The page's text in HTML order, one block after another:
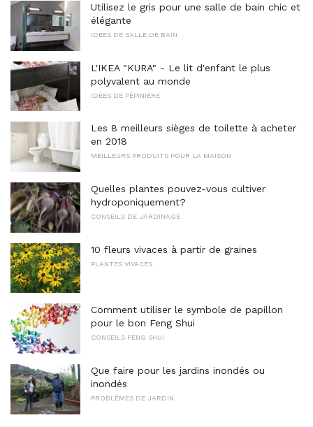
Utilisez le gris pour une salle de bain chic et
élégante
IDÉES DE SALLE DE BAIN
L'IKEA "KURA" - Le lit d'enfant le plus
polyvalent au monde
IDÉES DE PÉPINIÈRE
Les 8 meilleurs sièges de toilette à acheter
en 2018
MEILLEURS PRODUITS POUR LA MAISON
Quelles plantes pouvez-vous cultiver
hydroponiquement?
CONSEILS DE JARDINAGE
10 fleurs vivaces à partir de graines
PLANTES VIVACES
Comment utiliser le symbole de papillon
pour le bon Feng Shui
CONSEILS FENG SHUI
Que faire pour les jardins inondés ou
inondés
PROBLÈMES DE JARDIN